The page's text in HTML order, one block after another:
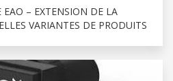
– EXTENSION DE LA
VARIANTES DE PRODUITS